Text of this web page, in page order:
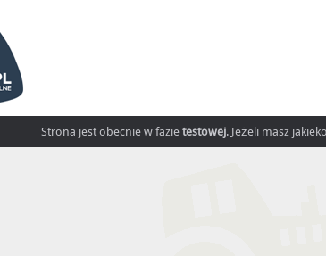
Strona jest obecnie w fazie testowej. Jeżeli masz